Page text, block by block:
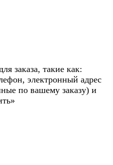
заказа, такие как:
электронный адрес
по вашему заказу) и